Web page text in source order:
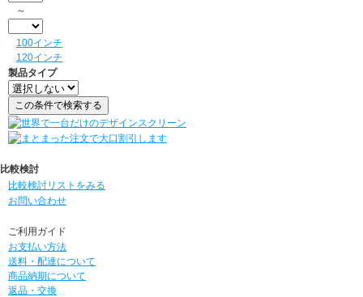
～
100インチ
120インチ
製品タイプ
比較検討
比較検討リストをみる
お問い合わせ
ご利用ガイド
お支払い方法
送料・配達について
商品納期について
返品・交換